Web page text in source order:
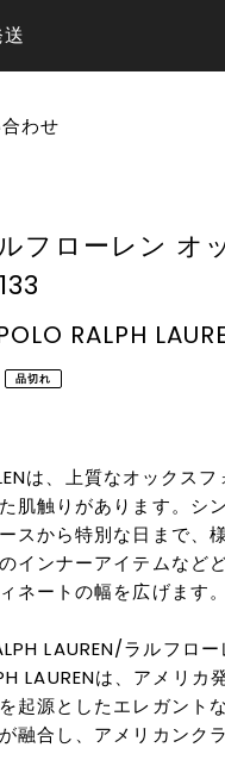
わせ
フローレン オ
RALPH
品切れ
は、上質なオックス
肌触りがあります。シ
スから特別な日まで、
インナーアイテムなど
ネートの幅を広げます。
LAUREN/ラルフロー
LAURENは、アメリ
起源としたエレガント
融合し、アメリカンク